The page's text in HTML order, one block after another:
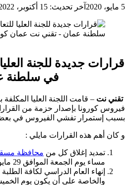
5 مايو، 2020 آخر تحديث: 15 أكتوبر، 2022
قرارات جديدة للجنة
في سلطنة
تقني نت – قامت اللجنة العليا المكلفة
بسبب إستمرار تفشي الفيروس في
و كان أهم هذه القرارات مايلي :
تمديد إغلاق كل من محافظة
مساء يوم الجمعة الموافق 29 مايو 2020م.
إنهاء العام الدراسي لكافة